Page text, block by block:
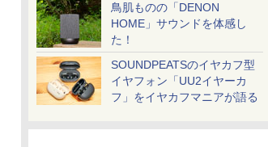
鳥肌ものの「DENON
HOME」サウンドを体感し
た！
SOUNDPEATSのイヤカフ型
イヤフォン「UU2イヤーカ
フ」をイヤカフマニアが語る